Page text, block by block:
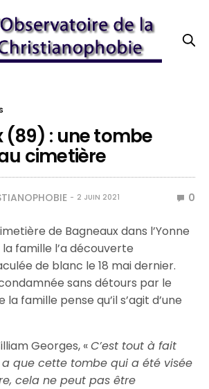
(89) : une tombe
cimetière
2 JUIN 2021 0
de Bagneaux dans l’Yonne
famille l’a découverte
de blanc le 18 mai dernier.
sans détours par le
la famille pense qu’il s’agit d’une
Georges, «C’est tout à fait
a que cette tombe qui a été visée
cela ne peut pas être